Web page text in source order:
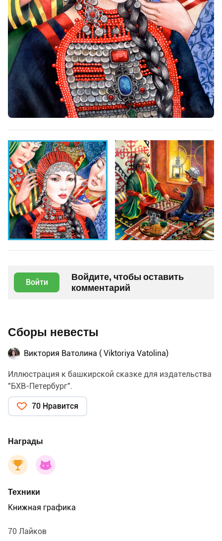
Войти
Войдите, чтобы оставить
комментарий
Сборы невесты
Виктория Ватолина ( Viktoriya Vatolina)
Иллюстрация к башкирской сказке для издательства
"БХВ-Петербург".
70 Нравится
Награды
Техники
Книжная графика
70 Лайков